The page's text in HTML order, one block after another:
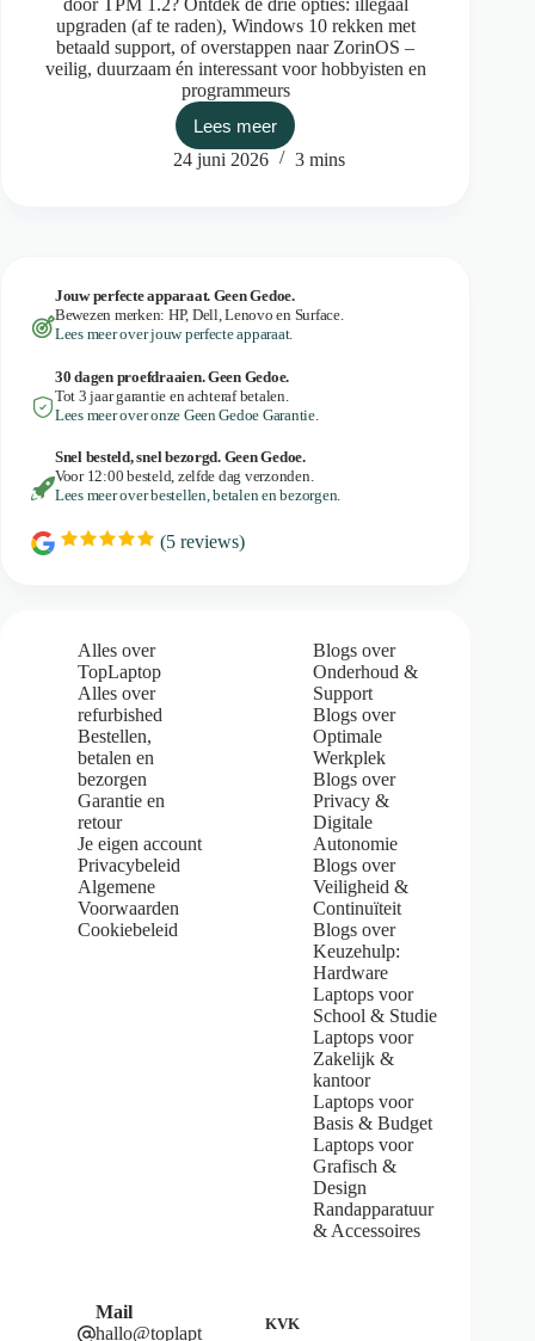
door TPM 1.2? Ontdek de drie opties: illegaal
upgraden (af te raden), Windows 10 rekken met
betaald support, of overstappen naar ZorinOS –
veilig, duurzaam én interessant voor hobbyisten en
programmeurs
Lees meer
Wat
als
11?
24 juni 2026 3 mins
Jouw perfecte apparaat. Geen Gedoe.
Bewezen merken: HP, Dell, Lenovo en Surface.
Lees meer over jouw perfecte apparaat.
30 dagen proefdraaien. Geen Gedoe.
Tot 3 jaar garantie en achteraf betalen.
Lees meer over onze Geen Gedoe Garantie.
Snel besteld, snel bezorgd. Geen Gedoe.
Voor 12:00 besteld, zelfde dag verzonden.
Lees meer over bestellen, betalen en bezorgen.
R
(5 reviews)
Alles over
TopLaptop
Alles over
refurbished
Bestellen,
betalen en
bezorgen
Garantie en
retour
Je eigen account
Privacybeleid
Algemene
Voorwaarden
Cookiebeleid
Blogs over
Onderhoud &
Support
Blogs over
Optimale
Werkplek
Blogs over
Privacy &
Digitale
Autonomie
Blogs over
Veiligheid &
Continuïteit
Blogs over
Keuzehulp:
Hardware
Laptops voor
School & Studie
Laptops voor
Zakelijk &
kantoor
Laptops voor
Basis & Budget
Laptops voor
Grafisch &
Design
Randapparatuur
& Accessoires
Mail
hallo@toplapt
KVK